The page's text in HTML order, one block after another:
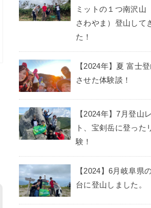
ミットの１つ南沢山
さわやま）登山して
た！
【2024年】夏 富士
させた体験談！
【2024年】7月登山
ト、宝剣岳に登った
験！
【2024】6月岐阜県
台に登山しました。